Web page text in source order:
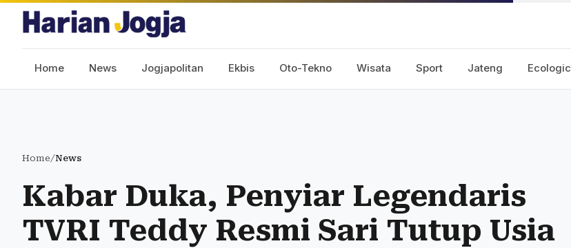
Home News Jogjapolitan Ekbis Oto-Tekno Wisata Sport Jateng Ecologic
Home/News
Kabar Duka, Penyiar Legendaris
TVRI Teddy Resmi Sari Tutup Usia